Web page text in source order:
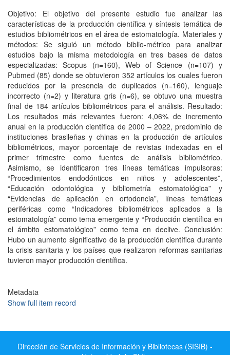
Objetivo: El objetivo del presente estudio fue analizar las
características de la producción científica y síntesis temática de
estudios bibliométricos en el área de estomatología. Materiales y
métodos: Se siguió un método biblio-métrico para analizar
estudios bajo la misma metodología en tres bases de datos
especializadas: Scopus (n=160), Web of Science (n=107) y
Pubmed (85) donde se obtuvieron 352 artículos los cuales fueron
reducidos por la presencia de duplicados (n=160), lenguaje
incorrecto (n=2) y literatura gris (n=6), se obtuvo una muestra
final de 184 artículos bibliométricos para el análisis. Resultado:
Los resultados más relevantes fueron: 4,06% de incremento
anual en la producción científica de 2000 – 2022, predominio de
instituciones brasileñas y chinas en la producción de artículos
bibliométricos, mayor porcentaje de revistas indexadas en el
primer trimestre como fuentes de análisis bibliométrico.
Asimismo, se identificaron tres líneas temáticas impulsoras:
“Procedimientos endodónticos en niños y adolescentes”,
“Educación odontológica y bibliometría estomatológica” y
“Evidencias de aplicación en ortodoncia”, líneas temáticas
periféricas como “Indicadores bibliométricos aplicados a la
estomatología” como tema emergente y “Producción científica en
el ámbito estomatológico” como tema en declive. Conclusión:
Hubo un aumento significativo de la producción científica durante
la crisis sanitaria y los países que realizaron reformas sanitarias
tuvieron mayor producción científica.
Metadata
Show full item record
Dirección de Servicios de Información y Bibliotecas (SISIB) -